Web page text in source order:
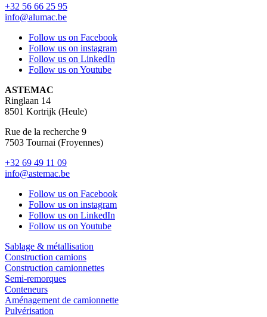
+32 56 66 25 95
info@alumac.be
Follow us on Facebook
Follow us on instagram
Follow us on LinkedIn
Follow us on Youtube
ASTEMAC
Ringlaan 14
8501 Kortrijk (Heule)
Rue de la recherche 9
7503 Tournai (Froyennes)
+32 69 49 11 09
info@astemac.be
Follow us on Facebook
Follow us on instagram
Follow us on LinkedIn
Follow us on Youtube
Sablage & métallisation
Construction camions
Construction camionnettes
Semi-remorques
Conteneurs
Aménagement de camionnette
Pulvérisation